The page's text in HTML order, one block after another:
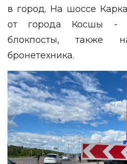
в город. На шоссе
от города Косшы -
блокпосты, также
бронетехника.